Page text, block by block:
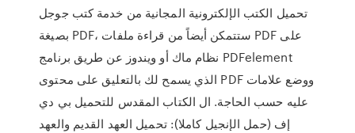
تحميل الكتب الإلكترونية المجانية من خدمة كتب جوجل
بصيغة PDF، ستتمكن أيضاً من قراءة ملفات PDF على
نظام ماك أو ويندوز عن طريق برنامج PDFelement
الذي يسمح لك بالتعليق على محتوى PDF ووضع علامات
عليه حسب الحاجة. ال الكتاب المقدس للتحميل بي دي
إف (حمل الإنجيل كاملا): تحميل العهد القديم والعهد